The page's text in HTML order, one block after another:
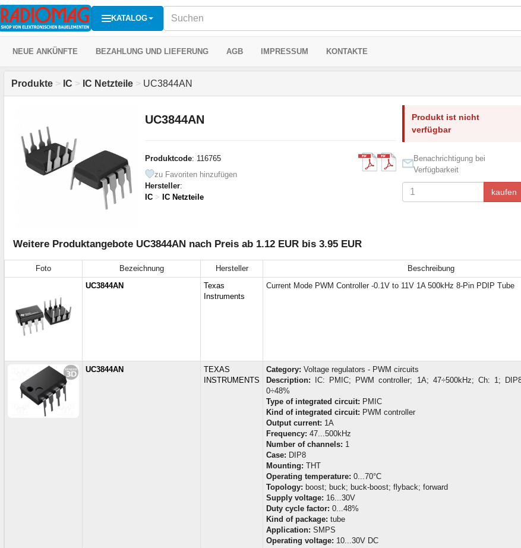
KATALOG
NEUE ANKÜNFTE BEZAHLUNG UND LIEFERUNG AGB IMPRESSUM KONTAKTE
Produkte > IC > IC Netzteile > UC3844AN
UC3844AN
Produktcode: 116765
zu Favoriten hinzufügen
Hersteller:
IC > IC Netzteile
Produkt ist nicht
verfügbar
Benachrichtigung bei
Verfügbarkeit
kaufen
Weitere Produktangebote UC3844AN nach Preis ab 1.12 EUR bis 3.95 EUR
Foto Bezeichnung Hersteller Beschreibung
UC3844AN
Texas
Instruments
Current Mode PWM Controller -0.1V to 11V 1A 500kHz 8-Pin PDIP Tube
UC3844AN
TEXAS
INSTRUMENTS
Category: Voltage regulators - PWM circuits
Description: IC: PMIC; PWM controller; 1A; 47÷500kHz; Ch: 1;
0÷48%
Type of integrated circuit: PMIC
Kind of integrated circuit: PWM controller
Output current: 1A
Frequency: 47...500kHz
Number of channels: 1
Case: DIP8
Mounting: THT
Operating temperature: 0...70°C
Topology: boost; buck; buck-boost; flyback; forward
Supply voltage: 16...30V
Duty cycle factor: 0...48%
Kind of package: tube
Application: SMPS
Operating voltage: 10...30V DC